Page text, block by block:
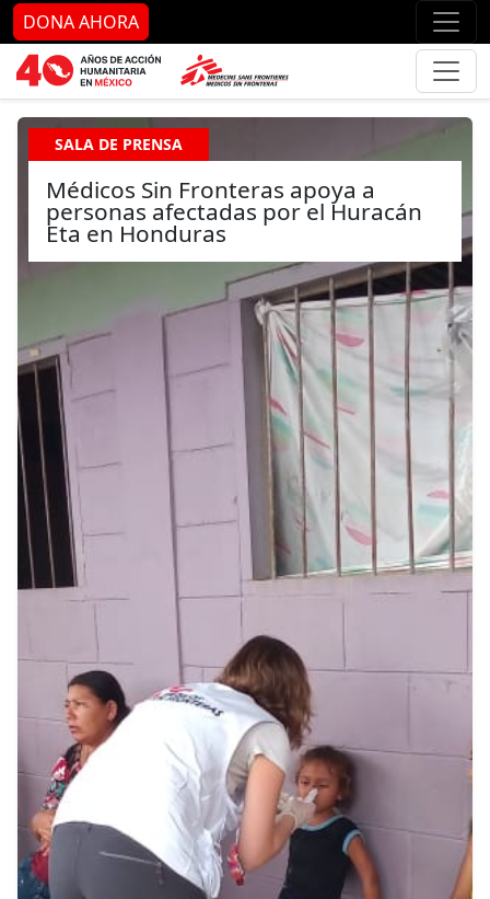
Ir al contenido principal Ir
DONA AHORA
SALA DE PRENSA
Médicos Sin Fronteras apoya a
personas afectadas por el Huracán
Eta en Honduras